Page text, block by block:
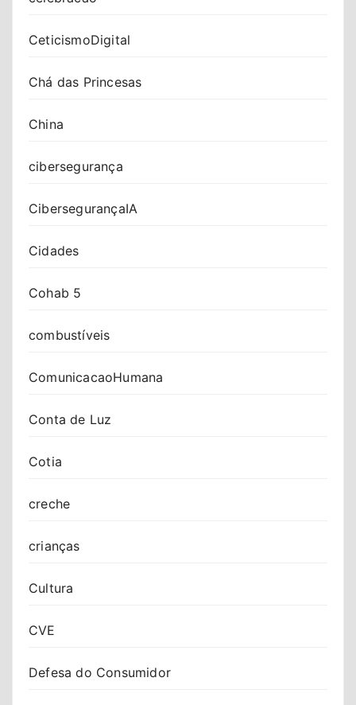
CeticismoDigital
Chá das Princesas
China
cibersegurança
CibersegurançaIA
Cidades
Cohab 5
combustíveis
ComunicacaoHumana
Conta de Luz
Cotia
creche
crianças
Cultura
CVE
Defesa do Consumidor